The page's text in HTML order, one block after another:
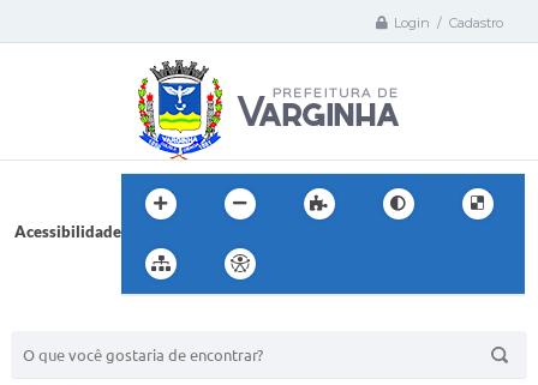
Login / Cadastro
Acessibilidade